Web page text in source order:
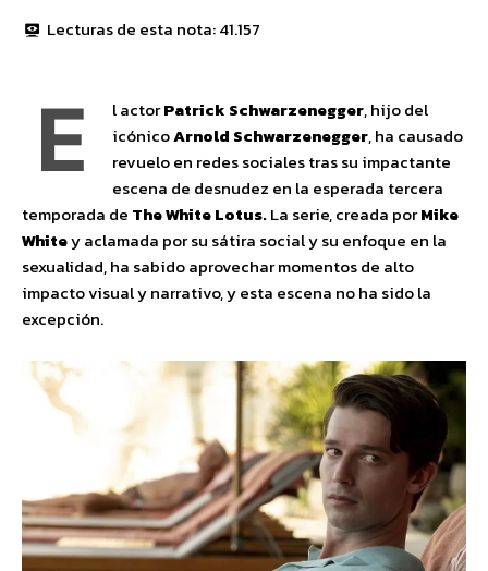
Lecturas de esta nota:41.157
E l actorPatrick Schwarzenegger, hijo del
icónicoArnold Schwarzenegger, ha causado
revuelo en redes sociales tras su impactante
escena de desnudez en la esperada tercera
temporada de The White Lotus.La serie, creada porMike
Whitey aclamada por su sátira social y su enfoque en la
sexualidad, ha sabido aprovechar momentos de alto
impacto visual y narrativo, y esta escena no ha sido la
excepción.